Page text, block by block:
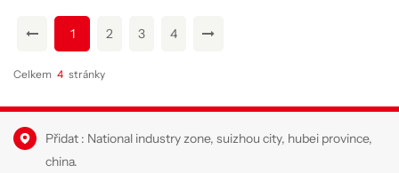
1 2 3 4
Celkem 4 Stránky
Přidat : National industry zone, suizhou city, hubei province,
china.